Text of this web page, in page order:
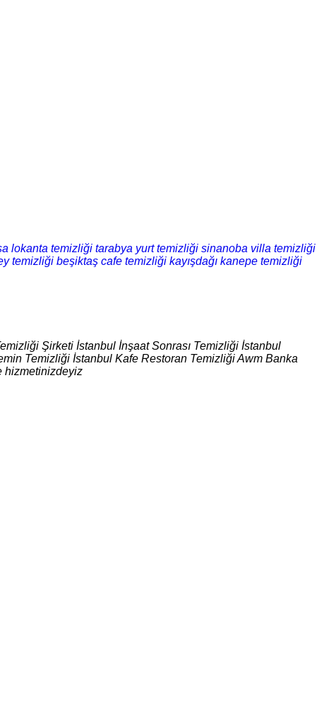
lokanta temizliği tarabya yurt temizliği sinanoba villa temizliği
temizliği beşiktaş cafe temizliği kayışdağı kanepe temizliği
Şirketi İstanbul İnşaat Sonrası Temizliği İstanbul
Temizliği İstanbul Kafe Restoran Temizliği Awm Banka
hizmetinizdeyiz